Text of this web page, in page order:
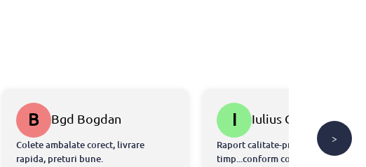
B Bgd Bogdan
Colete ambalate corect, livrare
rapida, preturi bune.
I Iulius Gal
Raport calitate-pret ok...livrare la
timp...conform comenzi....👍
>